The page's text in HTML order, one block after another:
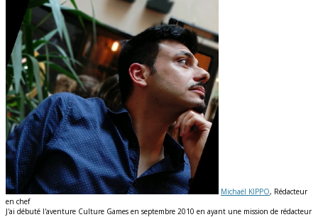
Michaël KIPPO, Rédacteur
en chef
J'ai débuté l'aventure Culture Games en septembre 2010 en ayant une mission de rédacteur